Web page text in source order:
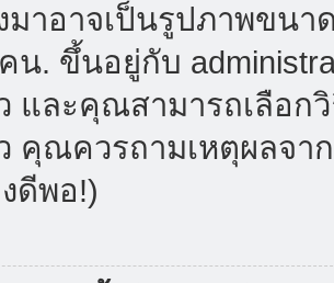
าอาจเป็นรูปภาพขนา
น. ขึ้นอยู่กับ
และคุณสามารถเลือก
คุณควรถามเหตุผลจา
ดีพอ!)